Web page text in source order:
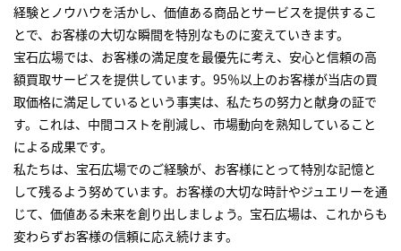
経験とノウハウを活かし、価値ある商品とサービスを提供するこ
とで、お客様の大切な瞬間を特別なものに変えていきます。
宝石広場では、お客様の満足度を最優先に考え、安心と信頼の高
額買取サービスを提供しています。95％以上のお客様が当店の買
取価格に満足しているという事実は、私たちの努力と献身の証で
す。これは、中間コストを削減し、市場動向を熟知していること
による成果です。
私たちは、宝石広場でのご経験が、お客様にとって特別な記憶と
して残るよう努めています。お客様の大切な時計やジュエリーを通
じて、価値ある未来を創り出しましょう。宝石広場は、これからも
変わらずお客様の信頼に応え続けます。